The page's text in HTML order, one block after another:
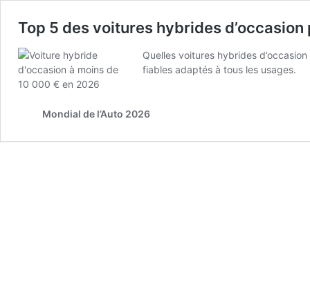
Top 5 des voitures hybrides
Quelles voitures hybrides
fiables adaptés à tous les usages.
Mondial de l’Auto 2026